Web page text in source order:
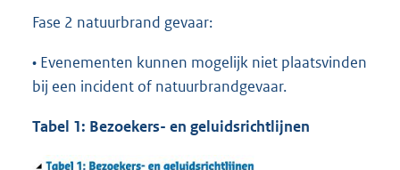
Fase 2 natuurbrand gevaar:
• Evenementen kunnen mogelijk niet plaatsvinden
bij een incident of natuurbrandgevaar.
Tabel 1: Bezoekers- en geluidsrichtlijnen